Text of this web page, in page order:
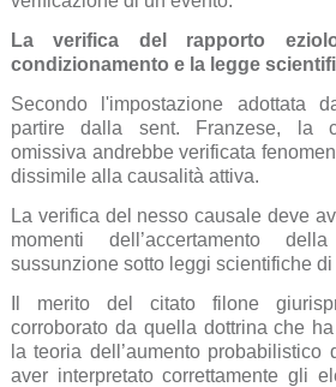
La verifica del rapporto
condizionamento e la legge
Secondo l'impostazione adottata
partire dalla sent. Franzese, la
omissiva andrebbe verificata
dissimile alla causalità attiva.
La verifica del nesso causale deve
momenti dell’accertamento
sussunzione sotto leggi scientifiche di
Il merito del citato filone
corroborato da quella dottrina che
la teoria dell’aumento
aver interpretato correttamente gli